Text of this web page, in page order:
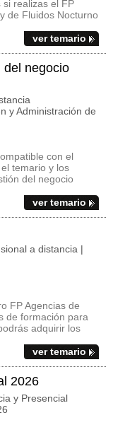
realizas el FP
de Fluidos Nocturno
ver temario
del negocio
y Administración de
con el
temario y los
del negocio
ver temario
a distancia |
FP Agencias de
de formación para
adquirir los
ver temario
2026
y Presencial